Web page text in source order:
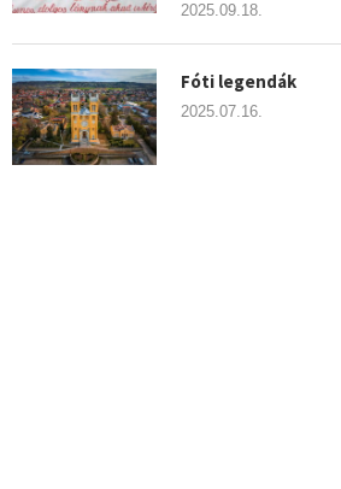
2025.09.18.
Fóti legendák
2025.07.16.